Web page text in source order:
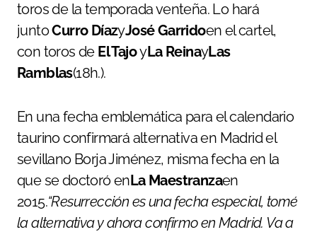
toros de la temporada venteña. Lo hará
juntoCurro DíazyJosé Garridoen el cartel,
con toros deEl TajoyLa ReinayLas
Ramblas(18h.).
En una fecha emblemática para el calendario
taurino confirmará alternativa en Madrid el
sevillano Borja Jiménez, misma fecha en la
que se doctoró enLa Maestranzaen
2015.“Resurrección es una fecha especial, tomé
la alternativa y ahora confirmo en Madrid. Va a